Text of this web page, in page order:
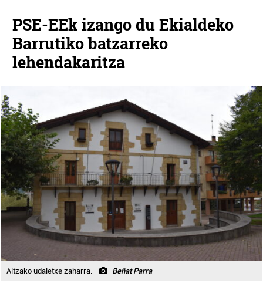
PSE-EEk izango du Ekialdeko
Barrutiko batzarreko
lehendakaritza
Altzako udaletxe zaharra. Beñat Parra